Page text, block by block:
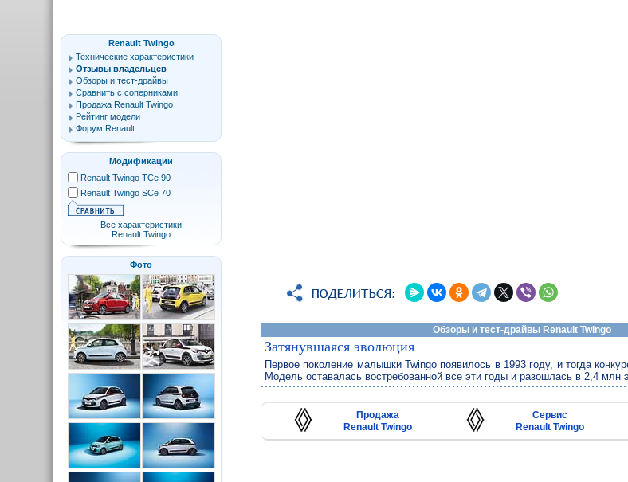
Обзоры и тест-драйвы Renault Twingo
Затянувшаяся эволюция
Первое поколение малышки Twingo появилось в 1993 году, и тогда
Модель оставалась востребованной все эти годы и разошлась в 2,4 млн
Продажа
Renault Twingo
Сервис
Renault Twingo
Renault Twingo
Технические характеристики
Отзывы владельцев
Обзоры и тест-драйвы
Сравнить с соперниками
Продажа Renault Twingo
Рейтинг модели
Форум Renault
Модификации
Renault Twingo TCe 90
Renault Twingo SCe 70
Все характеристики
Renault Twingo
Фото